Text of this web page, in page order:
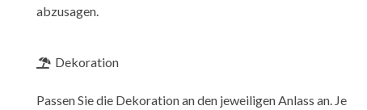
abzusagen.
Dekoration
Passen Sie die Dekoration an den jeweiligen Anlass an. Je